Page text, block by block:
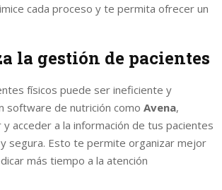
cada proceso y te permita ofrecer un
la gestión de pacientes
físicos puede ser ineficiente y
software de nutrición como Avena,
y acceder a la información de tus pacientes
segura. Esto te permite organizar mejor
más tiempo a la atención